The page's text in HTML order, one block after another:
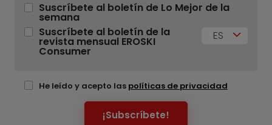
Suscríbete al boletín de Lo Mejor de la
semana
Suscríbete al boletín de la
revista mensual EROSKI
Consumer
ES
He leído y acepto las políticas de privacidad
¡Subscríbete!